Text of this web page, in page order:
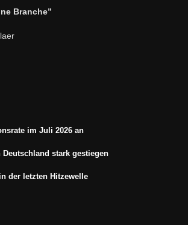
Branche”
im Juli 2026 an
stark gestiegen
der letzten Hitzewelle